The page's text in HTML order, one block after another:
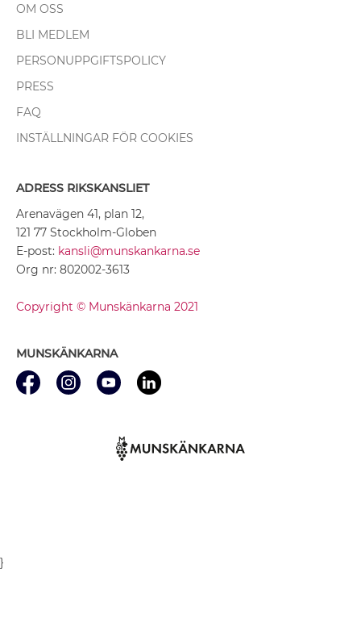
OM OSS
BLI MEDLEM
PERSONUPPGIFTSPOLICY
PRESS
FAQ
INSTÄLLNINGAR FÖR COOKIES
ADRESS RIKSKANSLIET
Arenavägen 41, plan 12,
121 77 Stockholm-Globen
E-post: kansli@munskankarna.se
Org nr: 802002-3613
Copyright © Munskänkarna 2021
MUNSKÄNKARNA
}